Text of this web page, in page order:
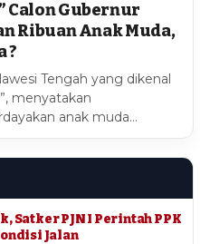
Calon Gubernur
Ribuan Anak Muda,
?
Tengah yang dikenal
menyatakan
anak muda…
Satker PJN I Perintah PPK
Jalan